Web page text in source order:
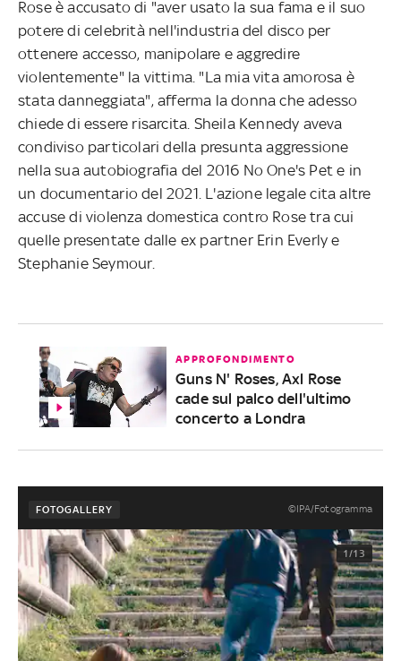
Rose è accusato di "aver usato la sua fama e il suo
potere di celebrità nell'industria del disco per
ottenere accesso, manipolare e aggredire
violentemente" la vittima. "La mia vita amorosa è
stata danneggiata", afferma la donna che adesso
chiede di essere risarcita. Sheila Kennedy aveva
condiviso particolari della presunta aggressione
nella sua autobiografia del 2016 No One's Pet e in
un documentario del 2021. L'azione legale cita altre
accuse di violenza domestica contro Rose tra cui
quelle presentate dalle ex partner Erin Everly e
Stephanie Seymour.
APPROFONDIMENTO
Guns N' Roses, Axl Rose
cade sul palco dell'ultimo
concerto a Londra
FOTOGALLERY ©IPA/Fotogramma
1/13